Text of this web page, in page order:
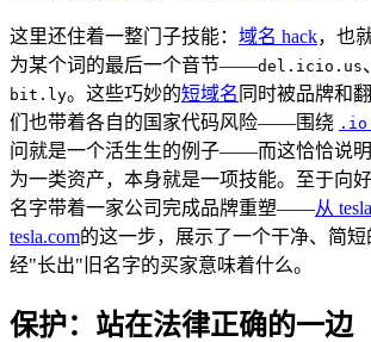
这里还住着一整门子技能： 域名 hack，也
为某个词的最后一个音节——del.icio.us、
bit.ly。这些巧妙的短域名 同时被品牌和
们也带着各自的国家代码风险——围绕 .io
问就是一个活生生的例子——而这恰恰说
为一类资产，本身就是一项技能。至于
名字带着一家公司完成品牌重塑——从
tesla.com的这一步，展示了一个干净、简
经"长出"旧名字的买家意味着什么。
保护：站在法律正确的一边